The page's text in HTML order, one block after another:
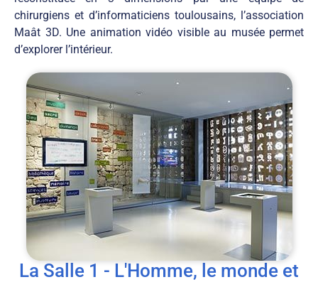
chirurgiens et d’informaticiens toulousains, l’association
Maât 3D. Une animation vidéo visible au musée permet
d’explorer l’intérieur.
La Salle 1 - L'Homme, le monde et